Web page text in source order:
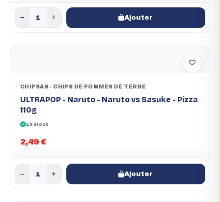
Ajouter
CHIPSAN - CHIPS DE POMMES DE TERRE
ULTRAPOP - Naruto - Naruto vs Sasuke - Pizza
110g
En stock
2,49 €
Ajouter